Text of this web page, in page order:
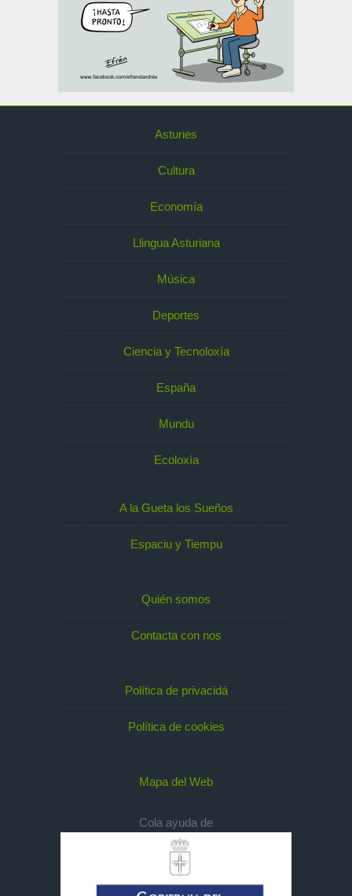
Asturies
Cultura
Economía
Llingua Asturiana
Música
Deportes
Ciencia y Tecnoloxía
España
Mundu
Ecoloxía
A la Gueta los Sueños
Espaciu y Tiempu
Quién somos
Contacta con nos
Política de privacidá
Política de cookies
Mapa del Web
Cola ayuda de